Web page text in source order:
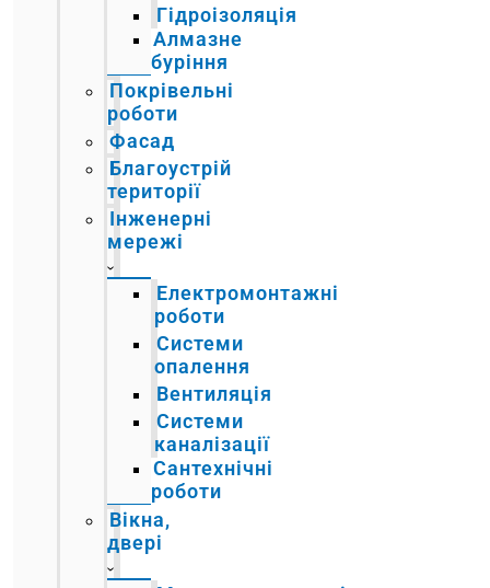
Гідроізоляція
Алмазне
буріння
Покрівельні
роботи
Фасад
Благоустрій
території
Інженерні
мережі
Електромонтажні
роботи
Системи
опалення
Вентиляція
Системи
каналізації
Сантехнічні
роботи
Вікна,
двері